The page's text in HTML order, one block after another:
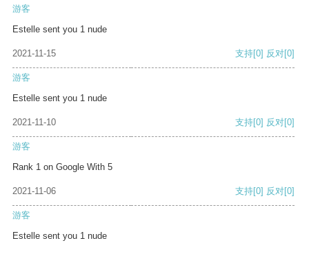
游客
Estelle sent you 1 nude
2021-11-15 支持[0] 反对[0]
游客
Estelle sent you 1 nude
2021-11-10 支持[0] 反对[0]
游客
Rank 1 on Google With 5
2021-11-06 支持[0] 反对[0]
游客
Estelle sent you 1 nude